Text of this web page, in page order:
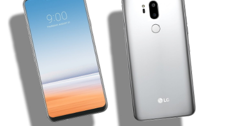
教學評測
EduTech
IT Times
生成式AI與雲端應用
Enterprise Digital Transformation